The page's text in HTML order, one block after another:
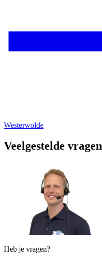
Westerwolde
Veelgestelde vragen
Heb je vragen?